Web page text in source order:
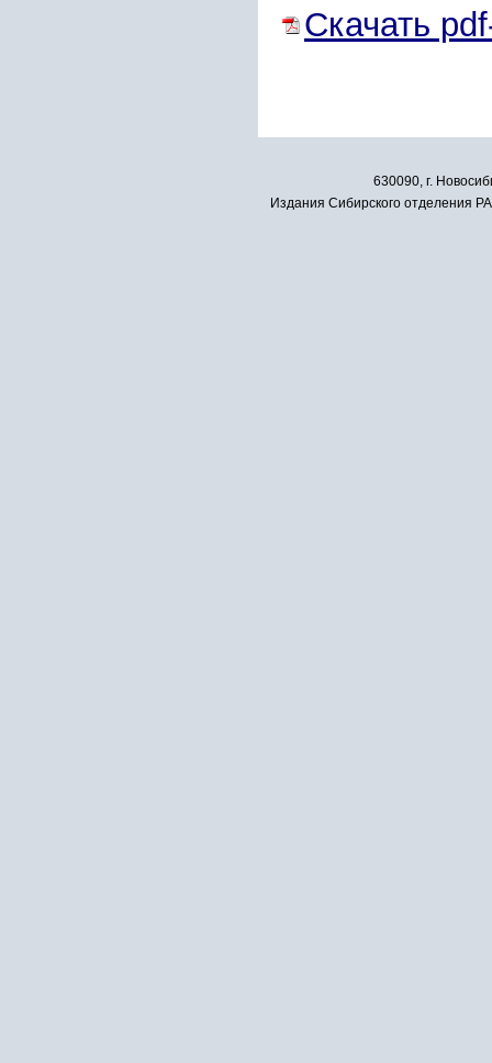
Скачать
630090, г.
Издания Сибирского отделения